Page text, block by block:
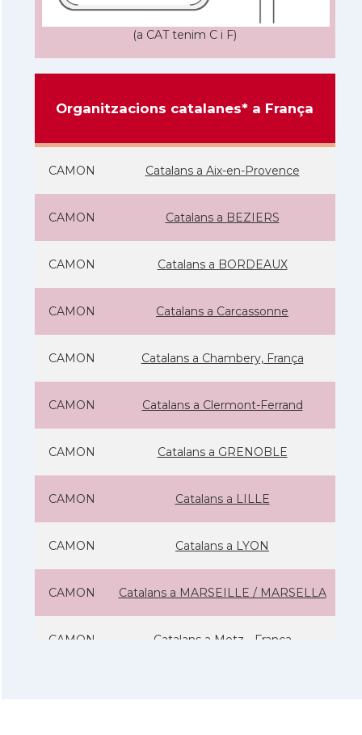
(a CAT tenim C i F)
Organitzacions catalanes* a França
CAMON Catalans a Aix-en-Provence
CAMON Catalans a BEZIERS
CAMON Catalans a BORDEAUX
CAMON Catalans a Carcassonne
CAMON Catalans a Chambery, França
CAMON Catalans a Clermont-Ferrand
CAMON Catalans a GRENOBLE
CAMON Catalans a LILLE
CAMON Catalans a LYON
CAMON Catalans a MARSEILLE / MARSELLA
CAMON Catalans a Metz - França